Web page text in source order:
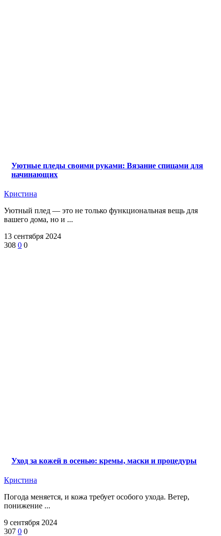
Уютные пледы своими руками: Вязание спицами для
начинающих
Кристина
Уютный плед — это не только функциональная вещь для
вашего дома, но и ...
13 сентября 2024
308 0 0
Уход за кожей в осенью: кремы, маски и процедуры
Кристина
Погода меняется, и кожа требует особого ухода. Ветер,
понижение ...
9 сентября 2024
307 0 0